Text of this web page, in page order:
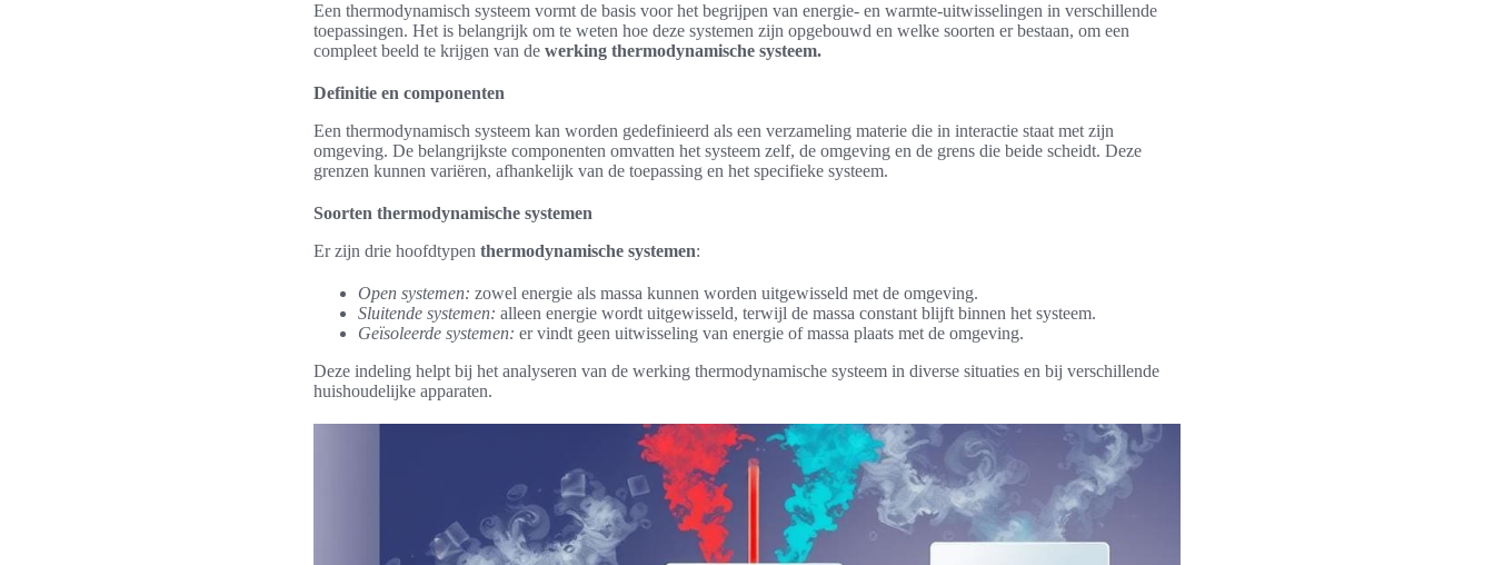
Een thermodynamisch systeem vormt de basis voor het begrijpen van energie- en warmte-uitwisselingen in verschillende
toepassingen. Het is belangrijk om te weten hoe deze systemen zijn opgebouwd en welke soorten er bestaan, om een
compleet beeld te krijgen van de werking thermodynamische systeem.
Definitie en componenten
Een thermodynamisch systeem kan worden gedefinieerd als een verzameling materie die in interactie staat met zijn
omgeving. De belangrijkste componenten omvatten het systeem zelf, de omgeving en de grens die beide scheidt. Deze
grenzen kunnen variëren, afhankelijk van de toepassing en het specifieke systeem.
Soorten thermodynamische systemen
Er zijn drie hoofdtypen thermodynamische systemen:
Open systemen: zowel energie als massa kunnen worden uitgewisseld met de omgeving.
Sluitende systemen: alleen energie wordt uitgewisseld, terwijl de massa constant blijft binnen het systeem.
Geïsoleerde systemen: er vindt geen uitwisseling van energie of massa plaats met de omgeving.
Deze indeling helpt bij het analyseren van de werking thermodynamische systeem in diverse situaties en bij verschillende
huishoudelijke apparaten.